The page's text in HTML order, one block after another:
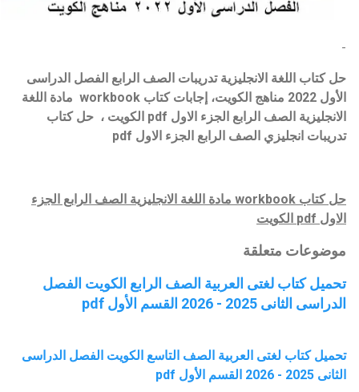
حل كتاب اللغة الانجليزية تدريباتالصف الرابع الفصل الدراسى
الأول 2022 مناهج الكويت، إجابات
كتابworkbook مادةاللغة
الانجليزية الصف الرابعالجزء الاول pdf الكويت ، حل
كتاب
تدريباتانجليزيالصف الرابعالجزء الاول pdf
حل كتابworkbook مادةاللغة الانجليزيةالصف الرابعالجزء
الاول pdf الكويت
موضوعات متعلقة
تحميل كتاب لغتى العربية الصف الرابع الكويت الفصل
الدراسى الثانى 2025 - 2026 القسم الأول pdf
تحميل كتاب لغتى العربية الصف التاسع الكويت الفصل الدراسى
الثانى 2025 - 2026 القسم الأول pdf